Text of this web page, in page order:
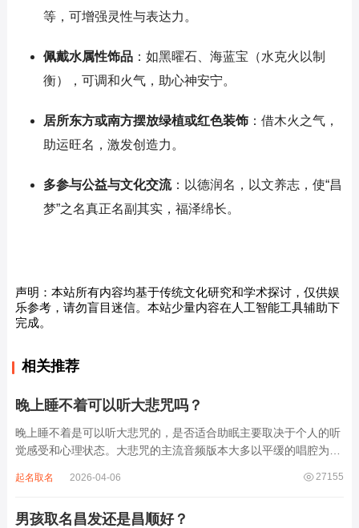
等，可增强灵性与表达力。
佩戴水属性饰品：如黑曜石、海蓝宝（水克火以制
衡），可调和火气，助心神安宁。
居所东方或南方摆放绿植或红色装饰：借木火之气，
助运旺名，激发创造力。
多参与公益与文化交流：以德润名，以文养志，使“昌
梦”之名真正名副其实，福泽绵长。
声明：本站所有内容均基于传统文化研究和学术探讨，仅供娱
乐参考，请勿盲目迷信。本站少量内容在人工智能工具辅助下
完成。
相关推荐
晚上睡不着可以听大悲咒吗？
晚上睡不着是可以听大悲咒的，是否适合助眠主要取决于个人的听
觉感受和心理状态。大悲咒的主流音频版本大多以平缓的唱腔为
急促的鼓点，这类音频本身具备静心的基础特质。睡前思绪繁杂、
27155
起名取名 2026-04-06
男孩取名昌发还是昌顺好？